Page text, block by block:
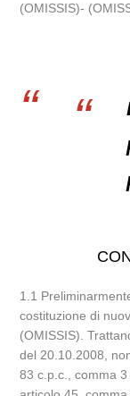
(OMISSIS)-
1.1
costituzione di
(OMISSIS).
del 20.10.2008,
83 c.p.c., comma